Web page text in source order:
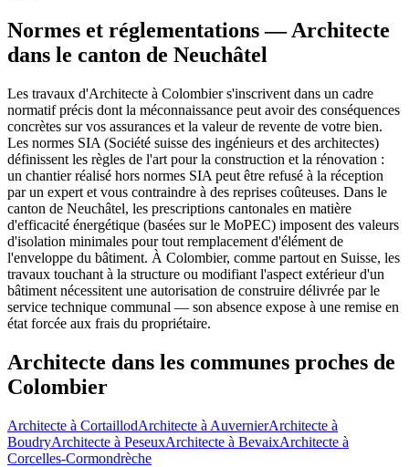
Normes et réglementations — Architecte
dans le canton de Neuchâtel
Les travaux d'Architecte à Colombier s'inscrivent dans un cadre
normatif précis dont la méconnaissance peut avoir des conséquences
concrètes sur vos assurances et la valeur de revente de votre bien.
Les normes SIA (Société suisse des ingénieurs et des architectes)
définissent les règles de l'art pour la construction et la rénovation :
un chantier réalisé hors normes SIA peut être refusé à la réception
par un expert et vous contraindre à des reprises coûteuses. Dans le
canton de Neuchâtel, les prescriptions cantonales en matière
d'efficacité énergétique (basées sur le MoPEC) imposent des valeurs
d'isolation minimales pour tout remplacement d'élément de
l'enveloppe du bâtiment. À Colombier, comme partout en Suisse, les
travaux touchant à la structure ou modifiant l'aspect extérieur d'un
bâtiment nécessitent une autorisation de construire délivrée par le
service technique communal — son absence expose à une remise en
état forcée aux frais du propriétaire.
Architecte dans les communes proches de
Colombier
Architecte à CortaillodArchitecte à AuvernierArchitecte à
BoudryArchitecte à PeseuxArchitecte à BevaixArchitecte à
Corcelles-Cormondrèche